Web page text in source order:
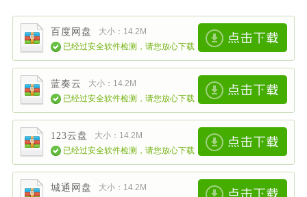
百度网盘
大小：14.2M
已经过安全软件检测，请您放心下载
蓝奏云
大小：14.2M
已经过安全软件检测，请您放心下载
123云盘
大小：14.2M
已经过安全软件检测，请您放心下载
城通网盘
大小：14.2M